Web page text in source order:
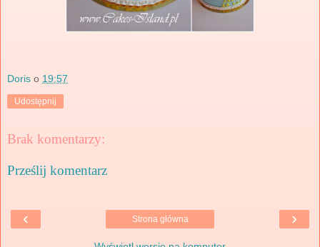
Doris o 19:57
Udostępnij
Brak komentarzy:
Prześlij komentarz
‹ ›
Strona główna